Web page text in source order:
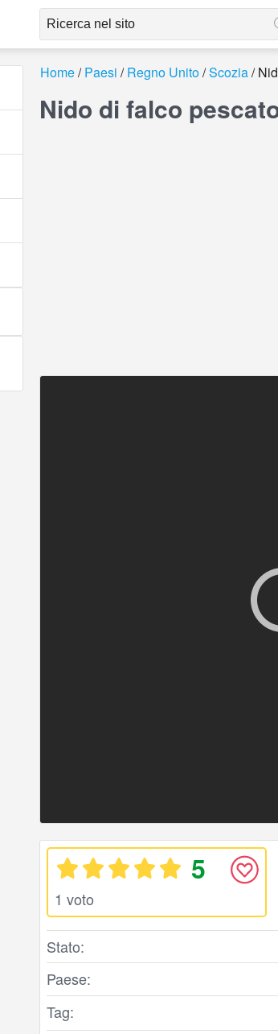
Home Paesi Regno Unito Scozia
Nido di falco
5
1 voto
Stato:
Paese:
Tag: